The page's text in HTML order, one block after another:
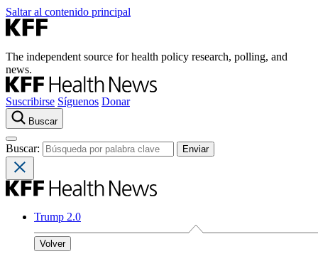
Saltar al contenido principal
The independent source for health policy research, polling, and
news.
Suscribirse Síguenos Donar
Buscar
Buscar:
Trump 2.0
Volver